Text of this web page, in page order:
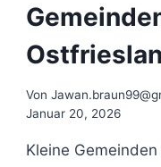
Von
Januar 20, 2026
Kleine